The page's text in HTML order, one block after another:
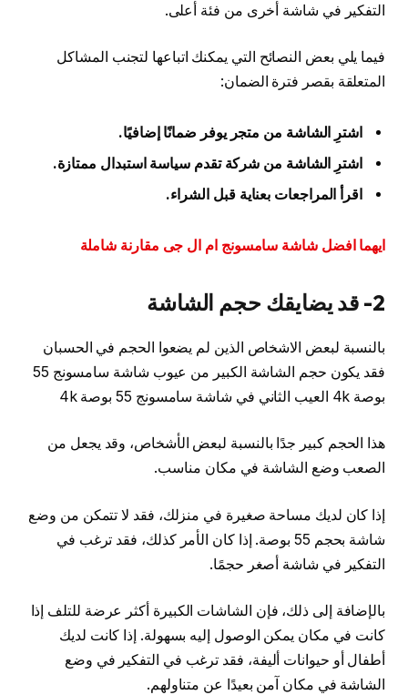
التفكير في شاشة أخرى من فئة أعلى.
فيما يلي بعض النصائح التي يمكنك اتباعها لتجنب المشاكل
المتعلقة بقصر فترة الضمان:
اشترِ الشاشة من متجر يوفر ضمانًا إضافيًا.
اشترِ الشاشة من شركة تقدم سياسة استبدال ممتازة.
اقرأ المراجعات بعناية قبل الشراء.
ايهما افضل شاشة سامسونج ام ال جى مقارنة شاملة
2- قد يضايقك حجم الشاشة
بالنسبة لبعض الاشخاص الذين لم يضعوا الحجم في الحسبان
فقد يكون حجم الشاشة الكبير من عيوب شاشة سامسونج 55
بوصة 4k العيب الثاني في شاشة سامسونج 55 بوصة 4k
هذا الحجم كبير جدًا بالنسبة لبعض الأشخاص، وقد يجعل من
الصعب وضع الشاشة في مكان مناسب.
إذا كان لديك مساحة صغيرة في منزلك، فقد لا تتمكن من وضع
شاشة بحجم 55 بوصة. إذا كان الأمر كذلك، فقد ترغب في
التفكير في شاشة أصغر حجمًا.
بالإضافة إلى ذلك، فإن الشاشات الكبيرة أكثر عرضة للتلف إذا
كانت في مكان يمكن الوصول إليه بسهولة. إذا كانت لديك
أطفال أو حيوانات أليفة، فقد ترغب في التفكير في وضع
الشاشة في مكان آمن بعيدًا عن متناولهم.